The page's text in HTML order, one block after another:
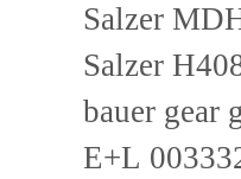
Salzer
Salzer
bauer gear
E+L